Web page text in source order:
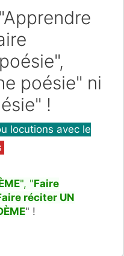
poésie" ni
!
locutions avec le
", "Faire
réciter UN
" !